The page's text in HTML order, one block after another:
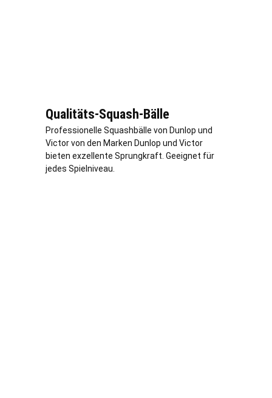
Qualitäts-Squash-Bälle
Professionelle Squashbälle von Dunlop und
Victor von den Marken Dunlop und Victor
bieten exzellente Sprungkraft. Geeignet für
jedes Spielniveau.